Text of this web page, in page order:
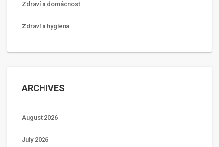
Zdraví a domácnost
Zdraví a hygiena
ARCHIVES
August 2026
July 2026